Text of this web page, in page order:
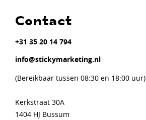
Contact
+31 35 20 14 794
info@stickymarketing.nl
(Bereikbaar tussen 08:30 en 18:00 uur)
Kerkstraat 30A
1404 HJ Bussum